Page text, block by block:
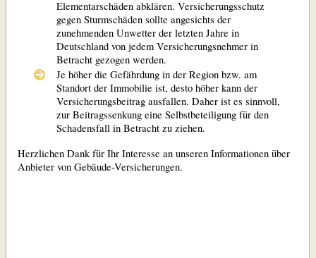
Elementarschäden abklären. Versicherungsschutz
gegen Sturmschäden sollte angesichts der
zunehmenden Unwetter der letzten Jahre in
Deutschland von jedem Versicherungsnehmer in
Betracht gezogen werden.
Je höher die Gefährdung in der Region bzw. am
Standort der Immobilie ist, desto höher kann der
Versicherungsbeitrag ausfallen. Daher ist es sinnvoll,
zur Beitragssenkung eine Selbstbeteiligung für den
Schadensfall in Betracht zu ziehen.
Herzlichen Dank für Ihr Interesse an unseren Informationen über
Anbieter von Gebäude-Versicherungen.